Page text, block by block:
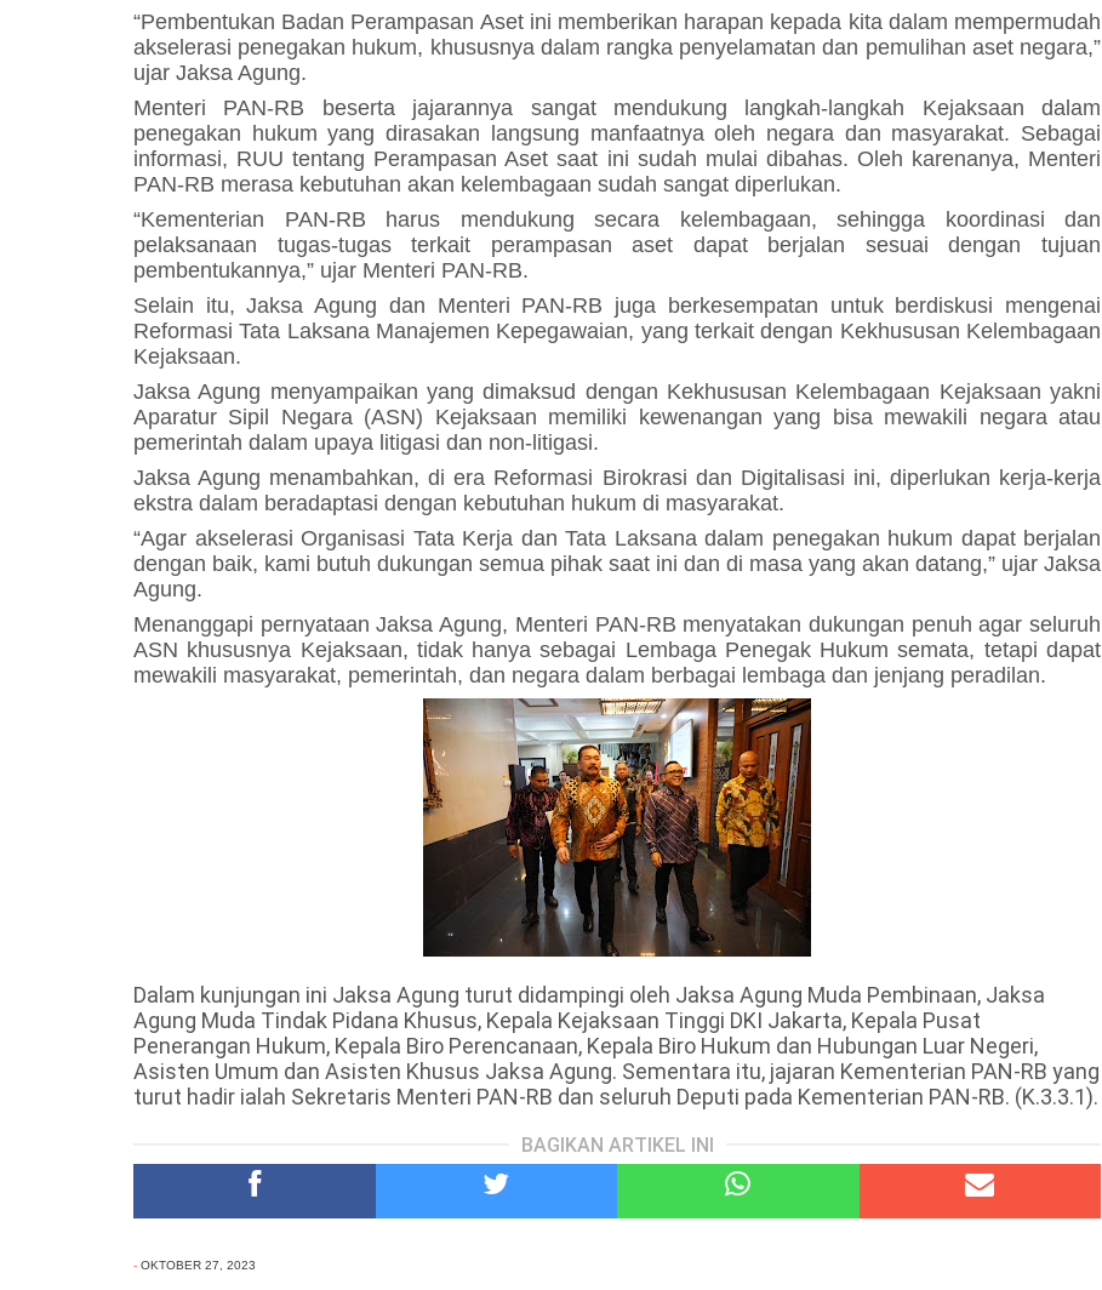
“Pembentukan Badan Perampasan Aset ini memberikan harapan kepada kita dalam mempermudah
akselerasi penegakan hukum, khususnya dalam rangka penyelamatan dan pemulihan aset negara,”
ujar Jaksa Agung.
Menteri PAN-RB beserta jajarannya sangat mendukung langkah-langkah Kejaksaan dalam
penegakan hukum yang dirasakan langsung manfaatnya oleh negara dan masyarakat. Sebagai
informasi, RUU tentang Perampasan Aset saat ini sudah mulai dibahas. Oleh karenanya, Menteri
PAN-RB merasa kebutuhan akan kelembagaan sudah sangat diperlukan.
“Kementerian PAN-RB harus mendukung secara kelembagaan, sehingga koordinasi dan
pelaksanaan tugas-tugas terkait perampasan aset dapat berjalan sesuai dengan tujuan
pembentukannya,” ujar Menteri PAN-RB.
Selain itu, Jaksa Agung dan Menteri PAN-RB juga berkesempatan untuk berdiskusi mengenai
Reformasi Tata Laksana Manajemen Kepegawaian, yang terkait dengan Kekhususan Kelembagaan
Kejaksaan.
Jaksa Agung menyampaikan yang dimaksud dengan Kekhususan Kelembagaan Kejaksaan yakni
Aparatur Sipil Negara (ASN) Kejaksaan memiliki kewenangan yang bisa mewakili negara atau
pemerintah dalam upaya litigasi dan non-litigasi.
Jaksa Agung menambahkan, di era Reformasi Birokrasi dan Digitalisasi ini, diperlukan kerja-kerja
ekstra dalam beradaptasi dengan kebutuhan hukum di masyarakat.
“Agar akselerasi Organisasi Tata Kerja dan Tata Laksana dalam penegakan hukum dapat berjalan
dengan baik, kami butuh dukungan semua pihak saat ini dan di masa yang akan datang,” ujar Jaksa
Agung.
Menanggapi pernyataan Jaksa Agung, Menteri PAN-RB menyatakan dukungan penuh agar seluruh
ASN khususnya Kejaksaan, tidak hanya sebagai Lembaga Penegak Hukum semata, tetapi dapat
mewakili masyarakat, pemerintah, dan negara dalam berbagai lembaga dan jenjang peradilan.
Dalam kunjungan ini Jaksa Agung turut didampingi oleh Jaksa Agung Muda Pembinaan, Jaksa
Agung Muda Tindak Pidana Khusus, Kepala Kejaksaan Tinggi DKI Jakarta, Kepala Pusat
Penerangan Hukum, Kepala Biro Perencanaan, Kepala Biro Hukum dan Hubungan Luar Negeri,
Asisten Umum dan Asisten Khusus Jaksa Agung. Sementara itu, jajaran Kementerian PAN-RB yang
turut hadir ialah Sekretaris Menteri PAN-RB dan seluruh Deputi pada Kementerian PAN-RB. (K.3.3.1).
BAGIKAN ARTIKEL INI
- OKTOBER 27, 2023